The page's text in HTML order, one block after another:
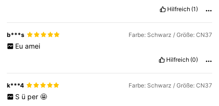
Hilfreich (1)
b***s Farbe: Schwarz / Größe: CN37
Eu amei
Hilfreich (0)
k***4 Farbe: Schwarz / Größe: CN37
S ü per 🤩